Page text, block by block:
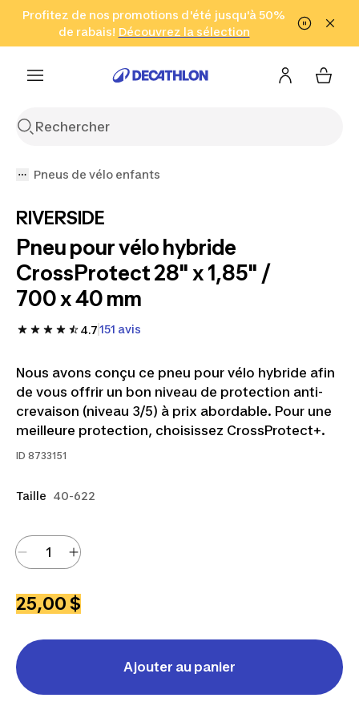
Aller à la recherche Aller au contenu Aller au pied de
Profitez de nos promotions d'été jusqu'à 50%
de rabais! Découvrez la sélection
Cliquez ici
en seulement 2 h!
(Zones sélectionnées)
Pneus de vélo enfants
RIVERSIDE
Pneu pour vélo hybride
CrossProtect 28" x 1,85" /
700 x 40 mm
4.7151 avis
Nous avons conçu ce pneu pour vélo hybride afin
de vous offrir un bon niveau de protection anti-
crevaison (niveau 3/5) à prix abordable. Pour une
meilleure protection, choisissez CrossProtect+.
ID 8733151
Taille 40-622
25,00 $
Ajouter au panier